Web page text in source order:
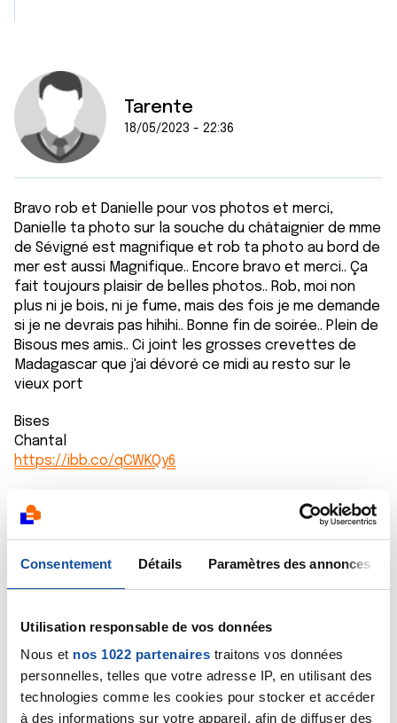
Consentement Détails Paramètres des annonces
Utilisation responsable de vos données
Nous et nos 1022 partenaires traitons vos données
personnelles, telles que votre adresse IP, en utilisant des
technologies comme les cookies pour stocker et accéder
à des informations sur votre appareil, afin de diffuser des
Tarente
18/05/2023 - 22:36
Bravo rob et Danielle pour vos photos et merci,
Danielle ta photo sur la souche du châtaignier de mme
de Sévigné est magnifique et rob ta photo au bord de
mer est aussi Magnifique.. Encore bravo et merci.. Ça
fait toujours plaisir de belles photos.. Rob, moi non
plus ni je bois, ni je fume, mais des fois je me demande
si je ne devrais pas hihihi.. Bonne fin de soirée.. Plein de
Bisous mes amis.. Ci joint les grosses crevettes de
Madagascar que j'ai dévoré ce midi au resto sur le
vieux port
Bises
Chantal
https://ibb.co/qCWKQy6
Saram